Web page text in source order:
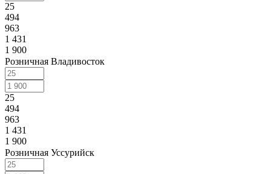
25
494
963
1 431
1 900
Розничная Владивосток
25
494
963
1 431
1 900
Розничная Уссурийск